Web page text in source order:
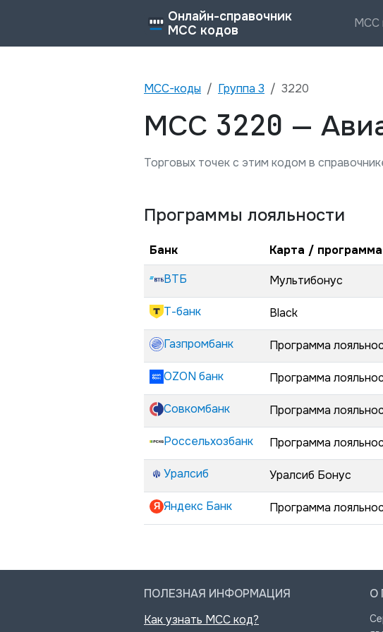
Онлайн-справочник
MCC кодов
MCC-коды Группа 3 3220
MCC 3220 —
Торговых точек с этим кодом в
Программы лояльности
Банк Карта / программа
ВТБ
Мультибонус
Т-банк Black
Газпромбанк Программа
OZON банк Программа
Совкомбанк Программа
Россельхозбанк Программа
Уралсиб Уралсиб Бонус
Яндекс Банк Программа
ПОЛЕЗНАЯ ИНФОРМАЦИЯ
Как узнать MCC код?
О